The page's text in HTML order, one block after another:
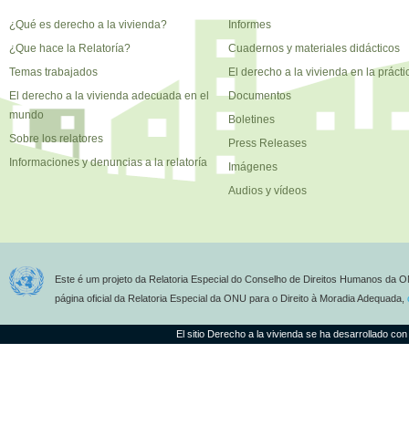
¿Qué es derecho a la vivienda?
¿Que hace la Relatoría?
Temas trabajados
El derecho a la vivienda adecuada en el
mundo
Sobre los relatores
Informaciones y denuncias a la relatoría
Informes
Cuadernos y materiales didácticos
El derecho a la vivienda en la
Documentos
Boletines
Press Releases
Imágenes
Audios y vídeos
Este é um projeto da Relatoria Especial do Conselho de Direitos Humanos da
página oficial da Relatoria Especial da ONU para o Direito à Moradia Adequada,
El sitio Derecho a la vivienda se ha desarrollado